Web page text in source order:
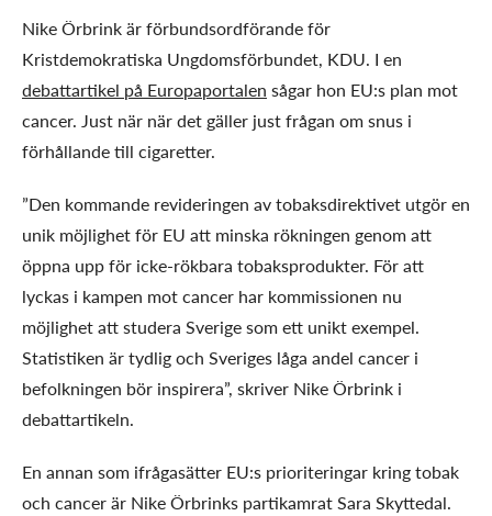
Nike Örbrink är förbundsordförande för
Kristdemokratiska Ungdomsförbundet, KDU. I en
debattartikel på Europaportalen sågar hon EU:s plan mot
cancer. Just när när det gäller just frågan om snus i
förhållande till cigaretter.
”Den kommande revideringen av tobaksdirektivet utgör en
unik möjlighet för EU att minska rökningen genom att
öppna upp för icke-rökbara tobaksprodukter. För att
lyckas i kampen mot cancer har kommissionen nu
möjlighet att studera Sverige som ett unikt exempel.
Statistiken är tydlig och Sveriges låga andel cancer i
befolkningen bör inspirera”, skriver Nike Örbrink i
debattartikeln.
En annan som ifrågasätter EU:s prioriteringar kring tobak
och cancer är Nike Örbrinks partikamrat Sara Skyttedal.